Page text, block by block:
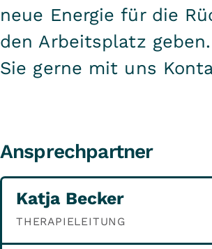
besprechen.
neue Energie für die
den Arbeitsplatz
Sie gerne mit uns
Ansprechpartner
Katja Becker
THERAPIELEITUNG